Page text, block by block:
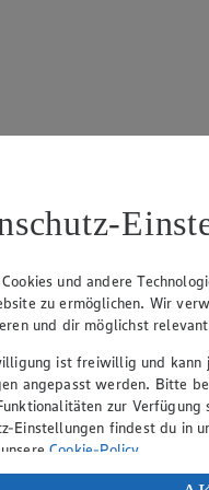
gewährt Ihnen jedoch
und
und andere
zu ermöglichen. Wir
und dir möglichst
ist freiwillig und kann
angepasst werden. Bitte
zur Verfügung
Einstellungen findest du in
Cookie-Policy.